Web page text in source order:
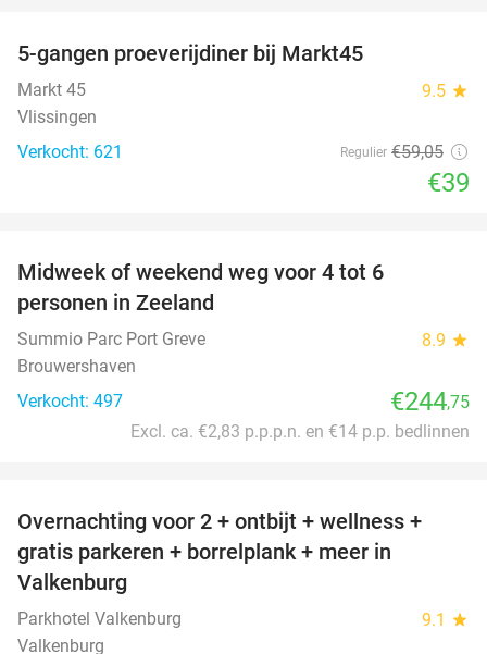
5-gangen proeverijdiner bij Markt45
Markt 45 9.5 star
Vlissingen
Verkocht: 621
Regulier €59,05
€39
Midweek of weekend weg voor 4 tot 6
personen in Zeeland
Summio Parc Port Greve 8.9 star
Brouwershaven
Verkocht: 497
€244,75
Excl. ca. €2,83 p.p.p.n. en €14 p.p. bedlinnen
33%
Overnachting voor 2 + ontbijt + wellness +
gratis parkeren + borrelplank + meer in
Valkenburg
Parkhotel Valkenburg 9.1 star
Valkenburg